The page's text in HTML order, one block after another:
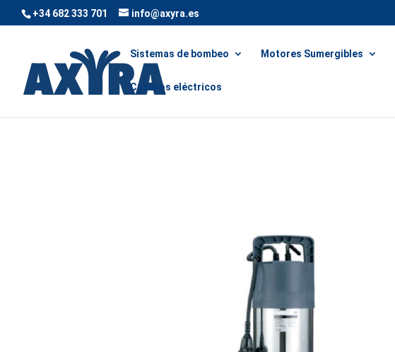
+34 682 333 701 info@axyra.es
Sistemas de bombeo Motores Sumergibles
Cuadros eléctricos